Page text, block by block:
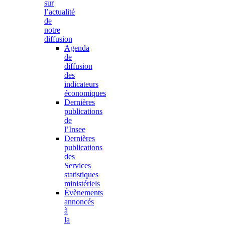
sur
l’actualité
de
notre
diffusion
Agenda
de
diffusion
des
indicateurs
économiques
Dernières
publications
de
l’Insee
Dernières
publications
des
Services
statistiques
ministériels
Évènements
annoncés
à
la